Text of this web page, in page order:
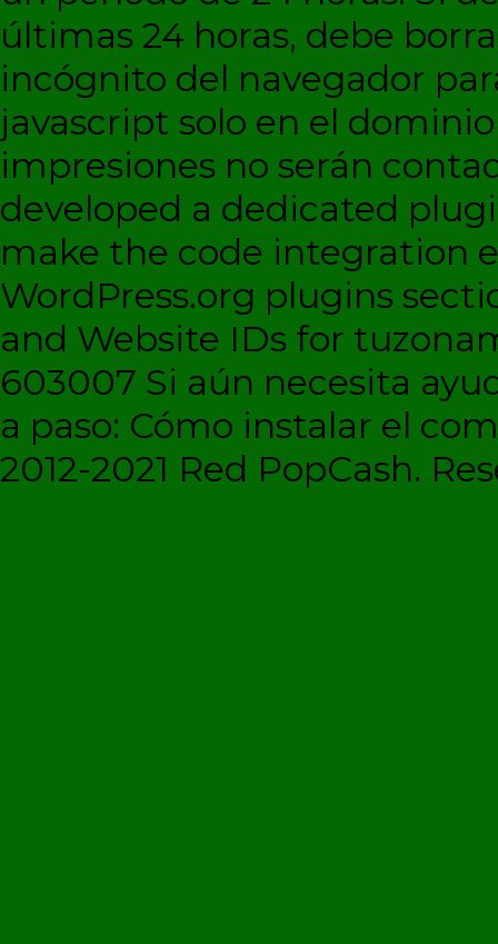
últimas 24 horas, debe
incógnito del navegador
javascript solo en el
impresiones no serán
developed a dedicated
make the code integration
WordPress.org plugins
and Website IDs for
603007 Si aún necesita
a paso: Cómo instalar el
2012-2021 Red PopCash.